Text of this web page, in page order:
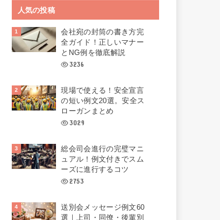
人気の投稿
会社宛の封筒の書き方完
全ガイド！正しいマナー
とNG例を徹底解説
3236
現場で使える！安全宣言
の短い例文20選。安全ス
ローガンまとめ
3029
総会司会進行の完璧マニ
ュアル！例文付きでスム
ーズに進行するコツ
2753
送別会メッセージ例文60
選｜上司・同僚・後輩別